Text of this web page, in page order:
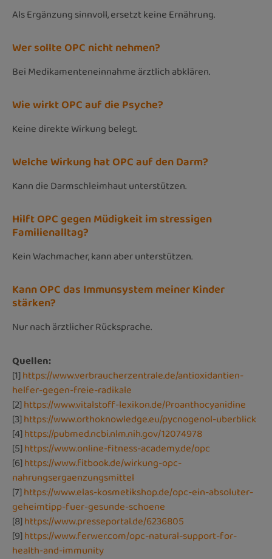
Als Ergänzung sinnvoll, ersetzt keine Ernährung.
Wer sollte OPC nicht nehmen?
Bei Medikamenteneinnahme ärztlich abklären.
Wie wirkt OPC auf die Psyche?
Keine direkte Wirkung belegt.
Welche Wirkung hat OPC auf den Darm?
Kann die Darmschleimhaut unterstützen.
Hilft OPC gegen Müdigkeit im stressigen
Familienalltag?
Kein Wachmacher, kann aber unterstützen.
Kann OPC das Immunsystem meiner Kinder
stärken?
Nur nach ärztlicher Rücksprache.
Quellen:
[1]https://www.verbraucherzentrale.de/antioxidantien-
helfer-gegen-freie-radikale
[2]https://www.vitalstoff-lexikon.de/Proanthocyanidine
[3]https://www.orthoknowledge.eu/pycnogenol-uberblick
[4]https://pubmed.ncbi.nlm.nih.gov/12074978
[5]https://www.online-fitness-academy.de/opc
[6]https://www.fitbook.de/wirkung-opc-
nahrungsergaenzungsmittel
[7]https://www.elas-kosmetikshop.de/opc-ein-absoluter-
geheimtipp-fuer-gesunde-schoene
[8]https://www.presseportal.de/6236805
[9]https://www.ferwer.com/opc-natural-support-for-
health-and-immunity